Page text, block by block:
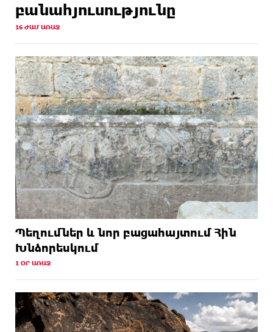
բանահյուսությունը
16 ԺԱՄ ԱՌԱՋ
Պեղումներ և նոր բացահայտում Հին
Խնձորեսկում
1 ՕՐ ԱՌԱՋ